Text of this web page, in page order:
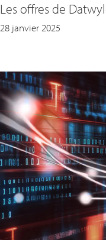
Les offres de
28 janvier 2025